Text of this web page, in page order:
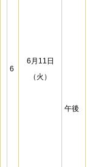
6
6月11日
（火）
午後